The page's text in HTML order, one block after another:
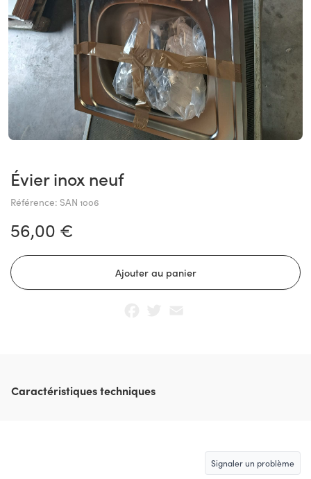
Évier inox neuf
Référence: SAN 1006
56,00 €
Caractéristiques techniques
Signaler un problème